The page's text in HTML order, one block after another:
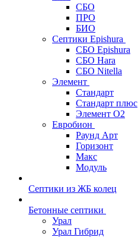
СБО
ПРО
БИО
Септики Epishura
СБО Epishura
СБО Hara
СБО Nitella
Элемент
Стандарт
Стандарт плюс
Элемент О2
Евробион
Раунд Арт
Горизонт
Макс
Модуль
Септики из ЖБ колец
Бетонные септики
Урал
Урал Гибрид